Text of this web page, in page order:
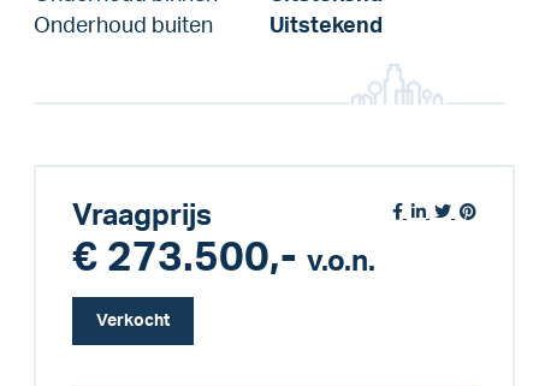
Onderhoud buiten
Uitstekend
Vraagprijs
€ 273.500,- v.o.n.
Verkocht